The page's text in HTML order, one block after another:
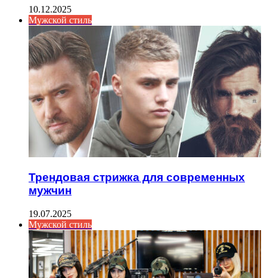
10.12.2025
Мужской стиль
Трендовая стрижка для современных
мужчин
19.07.2025
Мужской стиль